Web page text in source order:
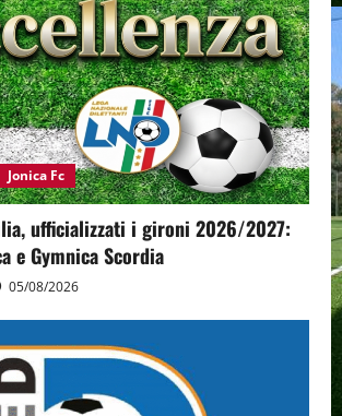
Jonica Fc
ufficializzati i gironi 2026/2027:
e Gymnica Scordia
05/08/2026